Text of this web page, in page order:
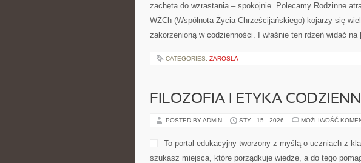
zachęta do wzrastania – spokojnie. Polecamy Rodzinne
WŻCh (Wspólnota Życia Chrześcijańskiego) kojarzy się
zakorzenioną w codzienności. I właśnie ten rdzeń widać
CATEGORIES: ZAROSLA
FILOZOFIA I ETYKA
POSTED BY ADMIN STY - 15 - 2026 MOŻLIWOŚĆ
To portal edukacyjny tworzony z myślą o uczniach z
szukasz miejsca, które porządkuje wiedzę, a do tego